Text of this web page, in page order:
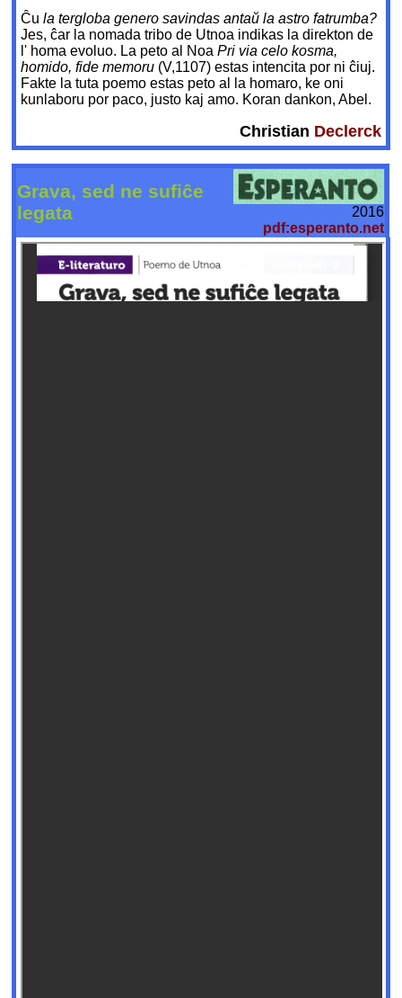
Ĉula tergloba genero savindas antaŭ la astro fatrumba?
Jes, ĉar la nomada tribo de Utnoa indikas la direkton de
l' homa evoluo. La peto al NoaPri via celo kosma,
homido, fide memoru (V,1107) estas intencita por ni ĉiuj.
Fakte la tuta poemo estas peto al la homaro, ke oni
kunlaboru por paco, justo kaj amo. Koran dankon, Abel.
Christian Declerck
Grava, sed ne sufiĉe
legata
2016
pdf:esperanto.net